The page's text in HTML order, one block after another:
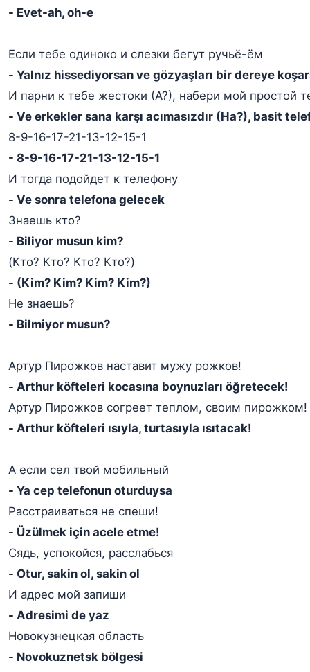
- Evet-ah, oh-e
Если тебе одиноко и слезки бегут ручьё-ём
- Yalnız hissediyorsan ve gözyaşları bir dereye
И парни к тебе жестоки (А?), набери мой простой
- Ve erkekler sana karşı acımasızdır (Ha?), basit
8-9-16-17-21-13-12-15-1
- 8-9-16-17-21-13-12-15-1
И тогда подойдет к телефону
- Ve sonra telefona gelecek
Знаешь кто?
- Biliyor musun kim?
(Кто? Кто? Кто? Кто?)
- (Kim? Kim? Kim? Kim?)
Не знаешь?
- Bilmiyor musun?
Артур Пирожков наставит мужу рожков!
- Arthur köfteleri kocasına boynuzları öğretecek!
Артур Пирожков согреет теплом, своим пирожком!
- Arthur köfteleri ısıyla, turtasıyla ısıtacak!
А если сел твой мобильный
- Ya cep telefonun oturduysa
Расстраиваться не спеши!
- Üzülmek için acele etme!
Сядь, успокойся, расслабься
- Otur, sakin ol, sakin ol
И адрес мой запиши
- Adresimi de yaz
Новокузнецкая область
- Novokuznetsk bölgesi